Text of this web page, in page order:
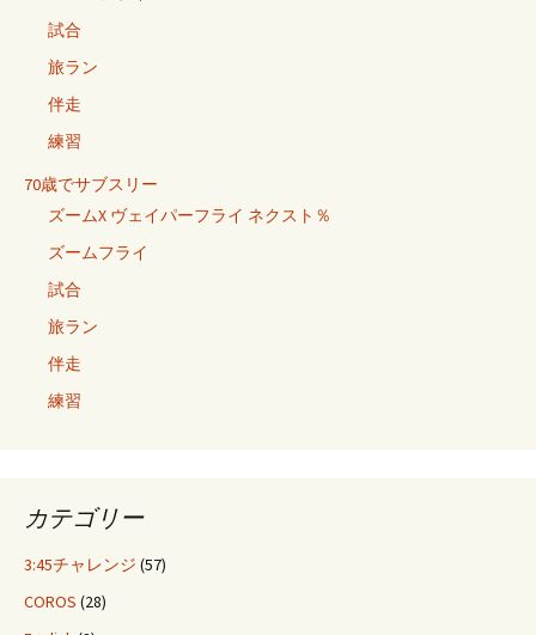
試合
旅ラン
伴走
練習
70歳でサブスリー
ズームX ヴェイパーフライ ネクスト％
ズームフライ
試合
旅ラン
伴走
練習
カテゴリー
3:45チャレンジ (57)
COROS (28)